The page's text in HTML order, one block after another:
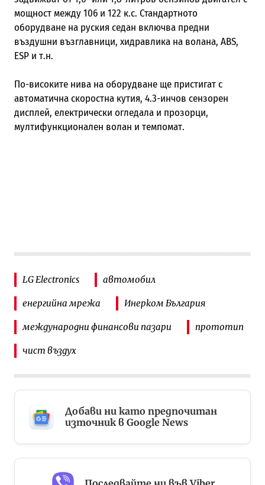
мощност между 106 и 122 к.с. Стандартното
оборудване на руския седан включва предни
въздушни възглавници, хидравлика на волана, ABS,
ESP и т.н.
По-високите нива на оборудване ще пристигат с
автоматична скоростна кутия, 4.3-инчов сензорен
дисплей, електрически огледала и прозорци,
мултифункционален волан и темпомат.
LG Electronics автомобил
енергийна мрежа Инерком България
международни финансови пазари прототип
чист въздух
Добави ни като предпочитан
източник в Google News